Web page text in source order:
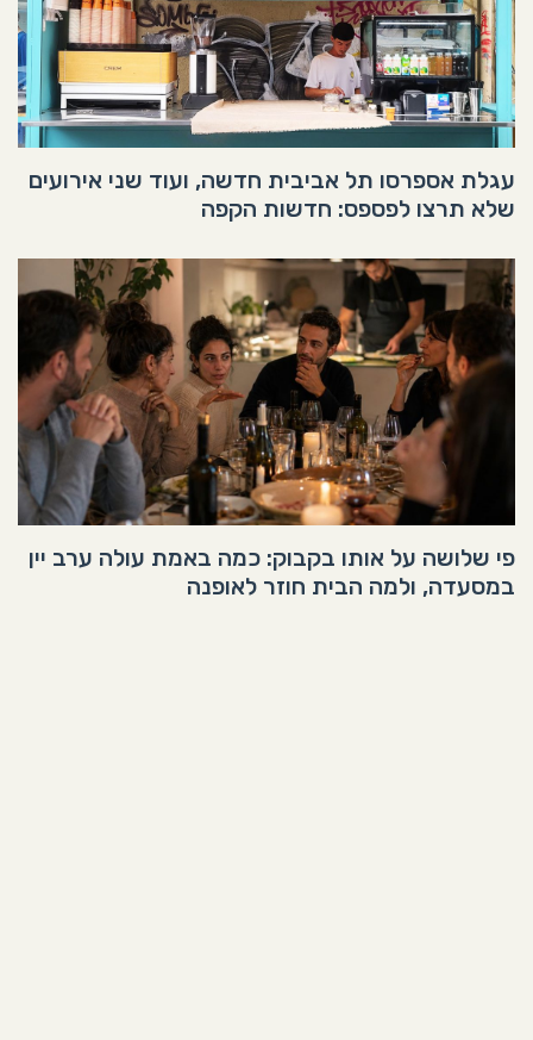
עגלת אספרסו תל אביבית חדשה, ועוד שני אירועים
שלא תרצו לפספס: חדשות הקפה
פי שלושה על אותו בקבוק: כמה באמת עולה ערב יין
במסעדה, ולמה הבית חוזר לאופנה